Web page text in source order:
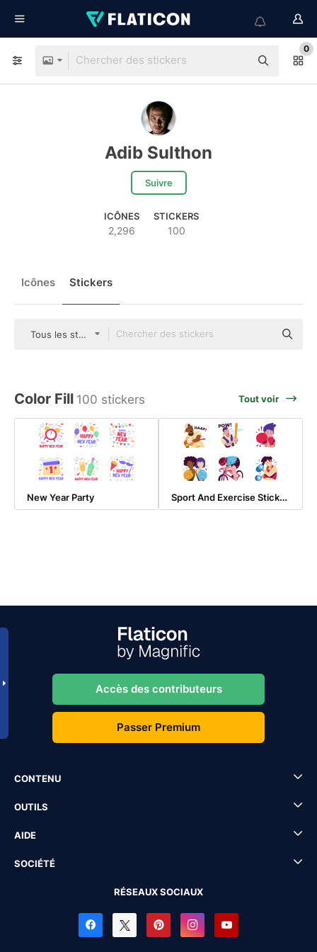
0
Adib Sulthon
Suivre
ICÔNES
2,296
STICKERS
100
Icônes Stickers
Tous les styles
Color Fill 100 stickers Tout voir
New Year Party Sport And Exercise Stickers Collection
Accès des contributeurs
Passer Premium
CONTENU
OUTILS
AIDE
SOCIÉTÉ
RÉSEAUX SOCIAUX